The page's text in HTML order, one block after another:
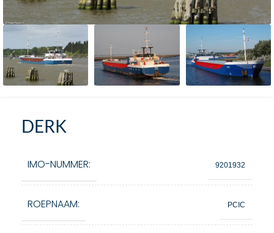
DERK
IMO-NUMMER: 9201932
ROEPNAAM: PCIC